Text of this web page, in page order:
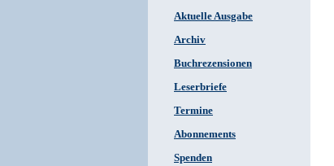
Aktuelle Ausgabe
Archiv
Buchrezensionen
Leserbriefe
Termine
Abonnements
Spenden